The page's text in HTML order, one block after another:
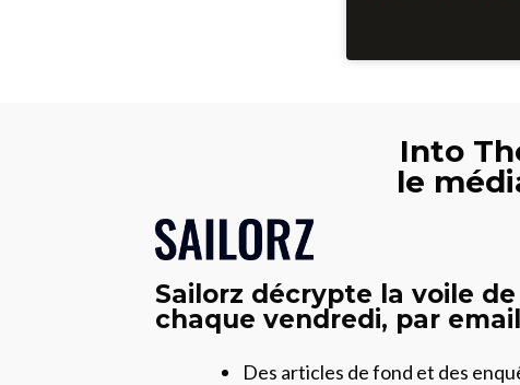
Into
le
Sailorz décrypte la voile
chaque vendredi, par
Des articles de fond et des